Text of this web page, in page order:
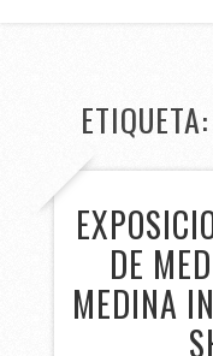
ETIQUETA:
DE
MEDINA